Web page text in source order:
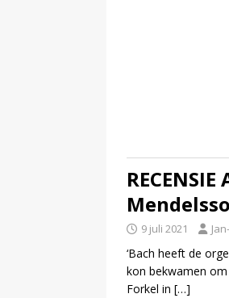
9 juli 2021
‘Bach heeft de
kon bekwamen
Forkel in […]